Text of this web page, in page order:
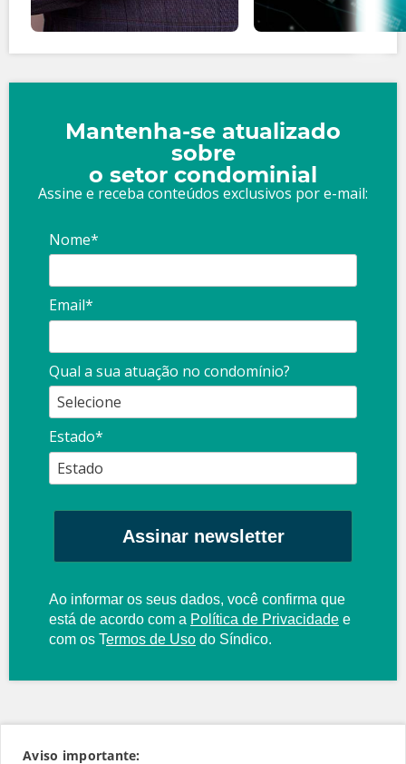
Mantenha-se atualizado
sobre
o setor condominial
Assine e receba conteúdos exclusivos por e-mail:
Nome*
Email*
Qual a sua atuação no condomínio?
Estado*
Assinar newsletter
Ao informar os seus dados, você confirma que
está de acordo com a Política de Privacidade e
com os Termos de Uso do Síndico.
Aviso importante: